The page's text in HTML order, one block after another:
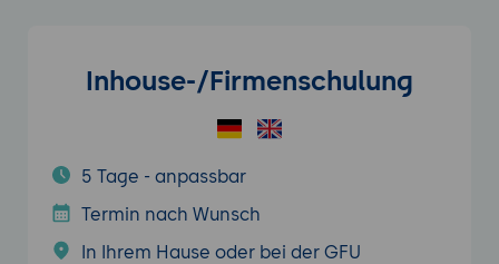
Inhouse-/Firmenschulung
5 Tage - anpassbar
Termin nach Wunsch
In Ihrem Hause oder bei der GFU